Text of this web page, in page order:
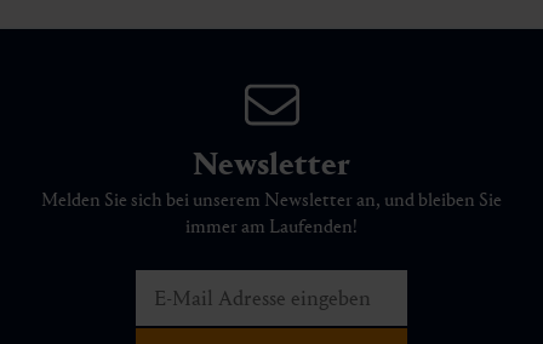
Newsletter
Melden Sie sich bei unserem Newsletter an, und bleiben Sie
immer am Laufenden!